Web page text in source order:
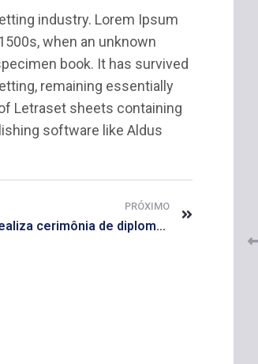
industry. Lorem Ipsum
when an unknown
book. It has survived
remaining essentially
Letraset sheets containing
software like Aldus
PRÓXIMO
CRF/AL realiza cerimônia de diplomação dos eleitos
Virtual de Farmácia